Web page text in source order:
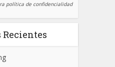
política de confidencialidad